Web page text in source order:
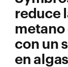
reduce
metano
con un
en algas